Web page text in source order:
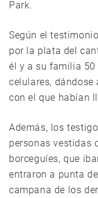
Park.
Según el
por la plata del
él y a su familia 50
celulares,
con el que habían
Además, los
personas vestidas
borceguíes, que
entraron a punta
campana de los